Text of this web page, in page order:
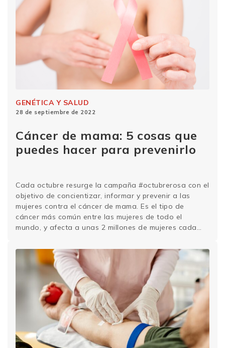
GENÉTICA Y SALUD
28 de septiembre de 2022
Cáncer de mama: 5 cosas que
puedes hacer para prevenirlo
Cada octubre resurge la campaña #octubrerosa con el
objetivo de concientizar, informar y prevenir a las
mujeres contra el cáncer de mama. Es el tipo de
cáncer más común entre las mujeres de todo el
mundo, y afecta a unas 2 millones de mujeres cada
Sigue leyendo